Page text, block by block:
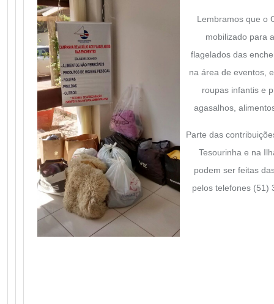
Lembramos que o
mobilizado para
flagelados das
na área de eventos,
roupas infantis e
agasalhos,
Parte das
Tesourinha e na
podem ser feitas
pelos telefones (51)